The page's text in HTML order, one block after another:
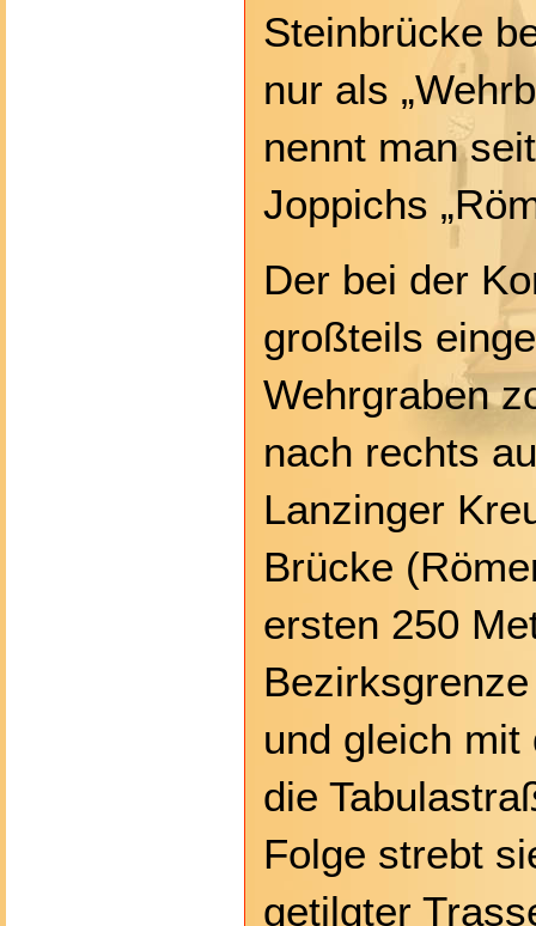
Steinbrücke
nur als
nennt man
Joppichs
Der bei der
großteils
Wehrgraben
nach rechts
Lanzinger
Brücke
ersten 250
und gleich
die
Folge strebt
getilgter